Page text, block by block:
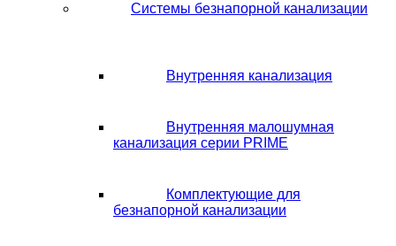
Системы безнапорной канализации
Внутренняя канализация
Внутренняя малошумная
канализация серии PRIME
Комплектующие для
безнапорной канализации